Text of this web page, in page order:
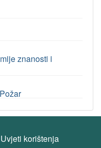
znanosti i
Uvjeti korištenja